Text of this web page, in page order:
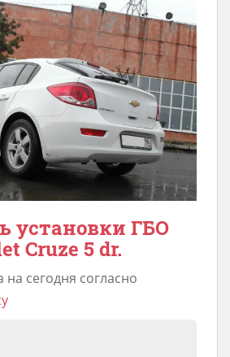
установки ГБО
Cruze 5 dr.
на сегодня согласно